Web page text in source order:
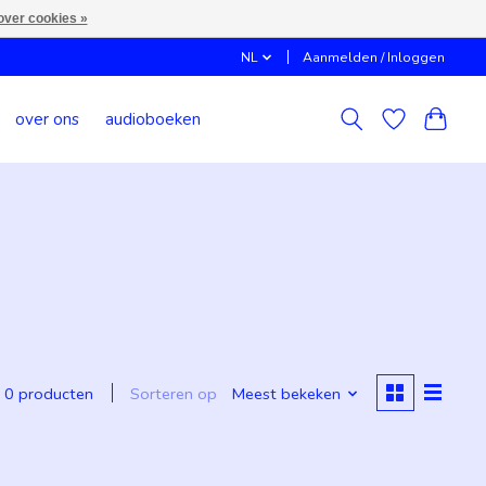
NL Aanmelden / Inloggen
over ons audioboeken
0 producten Sorteren op Meest bekeken
cookies »